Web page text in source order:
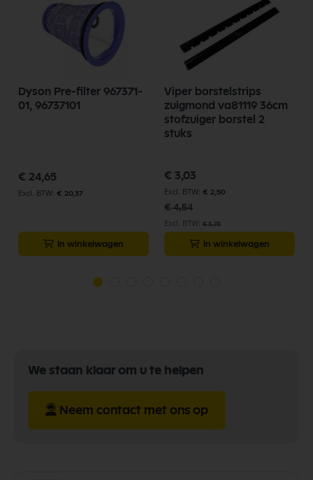
Dyson Pre-filter 967371-
01, 96737101
€ 24,65
€ 20,37
In winkelwagen
Viper borstelstrips
zuigmond va81119 36cm
stofzuiger borstel 2
stuks
Speciale
prijs
€ 3,03
€ 2,50
€ 4,54
€ 3,75
In winkelwagen
We staan klaar om u te helpen
Neem contact met ons op